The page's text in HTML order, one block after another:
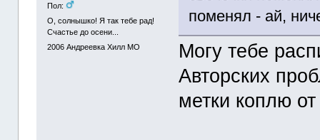
Пол:
О, солнышко! Я так тебе рад!
Счастье до осени...
2006 Андреевка Хилл МО
поменял - ай,
Могу тебе
Авторских
метки коплю от